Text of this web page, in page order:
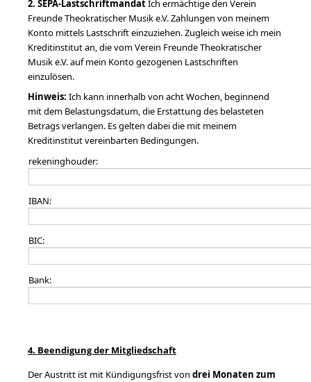
2. SEPA-LastschriftmandatIch ermächtige den Verein
Freunde Theokratischer Musik e.V. Zahlungen von meinem
Konto mittels Lastschrift einzuziehen. Zugleich weise ich mein
Kreditinstitut an, die vom Verein Freunde Theokratischer
Musik e.V. auf mein Konto gezogenen Lastschriften
einzulösen.
Hinweis: Ich kann innerhalb von acht Wochen, beginnend
mit dem Belastungsdatum, die Erstattung des belasteten
Betrags verlangen. Es gelten dabei die mit meinem
Kreditinstitut vereinbarten Bedingungen.
rekeninghouder:
IBAN:
BIC:
Bank:
4. Beendigung der Mitgliedschaft
Der Austritt ist mit Kündigungsfrist von drei Monaten zum